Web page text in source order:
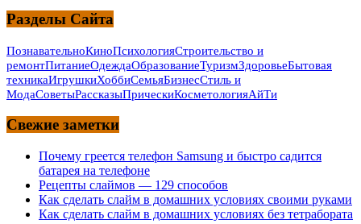
Разделы Сайта
ПознавательноКиноПсихологияСтроительство и
ремонтПитаниеОдеждаОбразованиеТуризмЗдоровьеБытовая
техникаИгрушкиХоббиСемьяБизнесСтиль и
МодаСоветыРассказыПрическиКосметологияАйТи
Свежие заметки
Почему греется телефон Samsung и быстро садится
батарея на телефоне
Рецепты слаймов — 129 способов
Как сделать слайм в домашних условиях своими руками
Как сделать слайм в домашних условиях без тетрабората